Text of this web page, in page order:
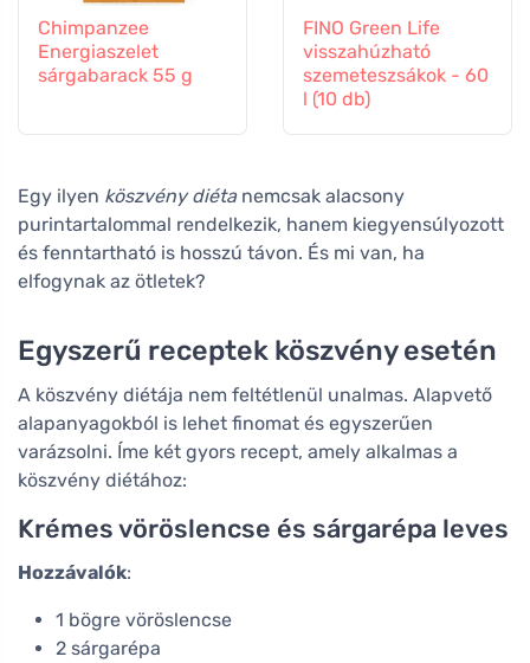
Chimpanzee
Energiaszelet
sárgabarack 55 g
FINO Green Life
visszahúzható
szemeteszsákok - 60
l (10 db)
Egy ilyen köszvény diétanemcsak alacsony
purintartalommal rendelkezik, hanem kiegyensúlyozott
és fenntartható is hosszú távon. És mi van, ha
elfogynak az ötletek?
Egyszerű receptek köszvény esetén
A köszvény diétája nem feltétlenül unalmas. Alapvető
alapanyagokból is lehet finomat és egyszerűen
varázsolni. Íme két gyors recept, amely alkalmas a
köszvény diétához:
Krémes vöröslencse és sárgarépa leves
Hozzávalók:
1 bögre vöröslencse
2 sárgarépa